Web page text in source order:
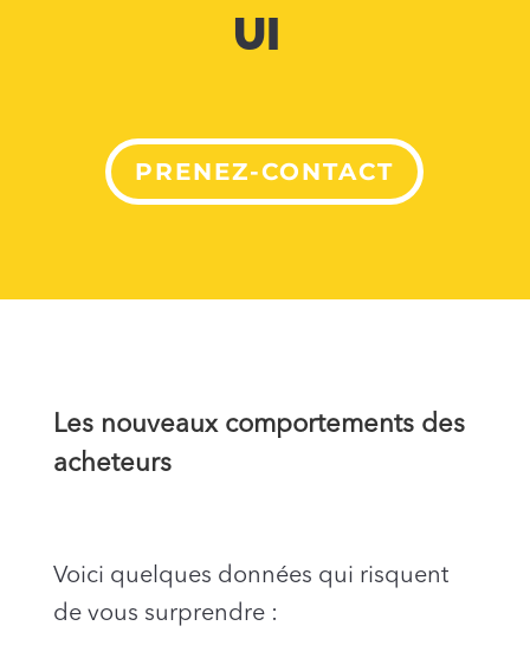
UI
PRENEZ-CONTACT
Les nouveaux comportements des
acheteurs
Voici quelques données qui risquent
de vous surprendre :